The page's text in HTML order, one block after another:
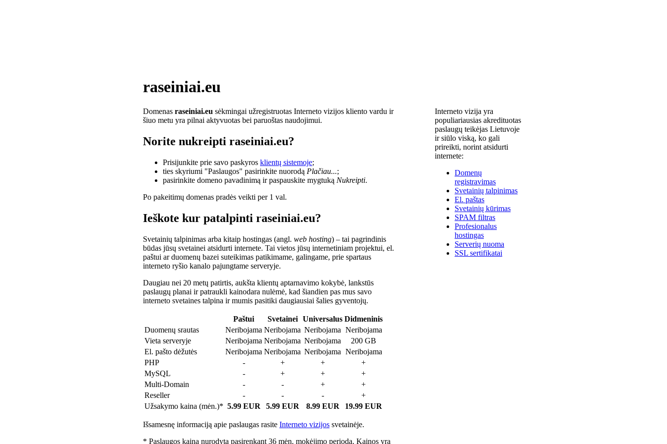
raseiniai.eu
Domenas raseiniai.eu sėkmingai užregistruotas Interneto vizijos kliento vardu ir
šiuo metu yra pilnai aktyvuotas bei paruoštas naudojimui.
Norite nukreipti raseiniai.eu?
Prisijunkite prie savo paskyros klientų sistemoje;
ties skyriumi "Paslaugos" pasirinkite nuorodą Plačiau...;
pasirinkite domeno pavadinimą ir paspauskite mygtuką Nukreipti.
Po pakeitimų domenas pradės veikti per 1 val.
Ieškote kur patalpinti raseiniai.eu?
Svetainių talpinimas arba kitaip hostingas (angl. web hosting) – tai pagrindinis
būdas jūsų svetainei atsidurti internete. Tai vietos jūsų internetiniam projektui, el.
paštui ar duomenų bazei suteikimas patikimame, galingame, prie spartaus
interneto ryšio kanalo pajungtame serveryje.
Daugiau nei 20 metų patirtis, aukšta klientų aptarnavimo kokybė, lankstūs
paslaugų planai ir patraukli kainodara nulėmė, kad šiandien pas mus savo
interneto svetaines talpina ir mumis pasitiki daugiausiai šalies gyventojų.
Paštui Svetainei Universalus Didmeninis
Duomenų srautas
Neribojama Neribojama Neribojama Neribojama
Vieta serveryje
Neribojama Neribojama Neribojama
200 GB
El. pašto dėžutės
Neribojama Neribojama Neribojama Neribojama
PHP
- + +
+
MySQL
- + +
+
Multi-Domain
- - +
+
Reseller
- - -
+
Užsakymo kaina (mėn.)* 5.99 EUR 5.99 EUR 8.99 EUR 19.99 EUR
Išsamesnę informaciją apie paslaugas rasite Interneto vizijos svetainėje.
* Paslaugos kaina nurodyta pasirenkant 36 mėn. mokėjimo periodą. Kainos yra
Interneto vizija yra
populiariausias akredituotas
paslaugų teikėjas Lietuvoje
ir siūlo viską, ko gali
prireikti, norint atsidurti
internete:
Domenų
registravimas
Svetainių talpinimas
El. paštas
Svetainių kūrimas
SPAM filtras
Profesionalus
hostingas
Serverių nuoma
SSL sertifikatai